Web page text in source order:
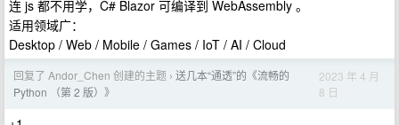
连 js 都不用学，C# Blazor 可编译到 WebAssembly 。
适用领域广：
Desktop / Web / Mobile / Games / IoT / AI / Cloud
回复了 Andor_Chen 创建的主题 › 送几本“通透”的《流畅的
Python （第 2 版）》
2023 年 4 月
8 日